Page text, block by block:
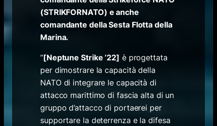
(STRIKFORNATO) e anche
comandante della Sesta Flotta della
Marina.
“[Neptune Strike ’22] è progettata
per dimostrare la capacità della
NATO di integrare le capacità di
attacco marittimo di fascia alta di un
gruppo d’attacco di portaerei per
supportare la deterrenza e la difesa